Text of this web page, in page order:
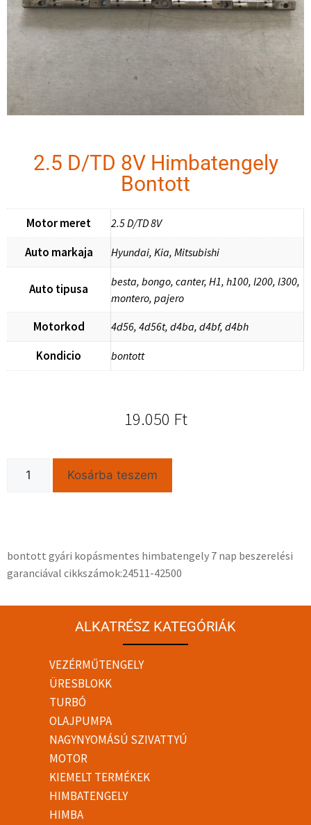
2.5 D/TD 8V Himbatengely
Bontott
Motor meret 2.5 D/TD 8V
Auto markaja Hyundai, Kia, Mitsubishi
Auto tipusa
besta, bongo, canter, H1, h100, l200, l300,
montero, pajero
Motorkod 4d56, 4d56t, d4ba, d4bf, d4bh
Kondicio bontott
19.050 Ft
Kosárba teszem
bontott gyári kopásmentes himbatengely 7 nap beszerelési
garanciával cikkszámok:24511-42500
ALKATRÉSZ KATEGÓRIÁK
VEZÉRMŰTENGELY
ÜRESBLOKK
TURBÓ
OLAJPUMPA
NAGYNYOMÁSÚ SZIVATTYÚ
MOTOR
KIEMELT TERMÉKEK
HIMBATENGELY
HIMBA